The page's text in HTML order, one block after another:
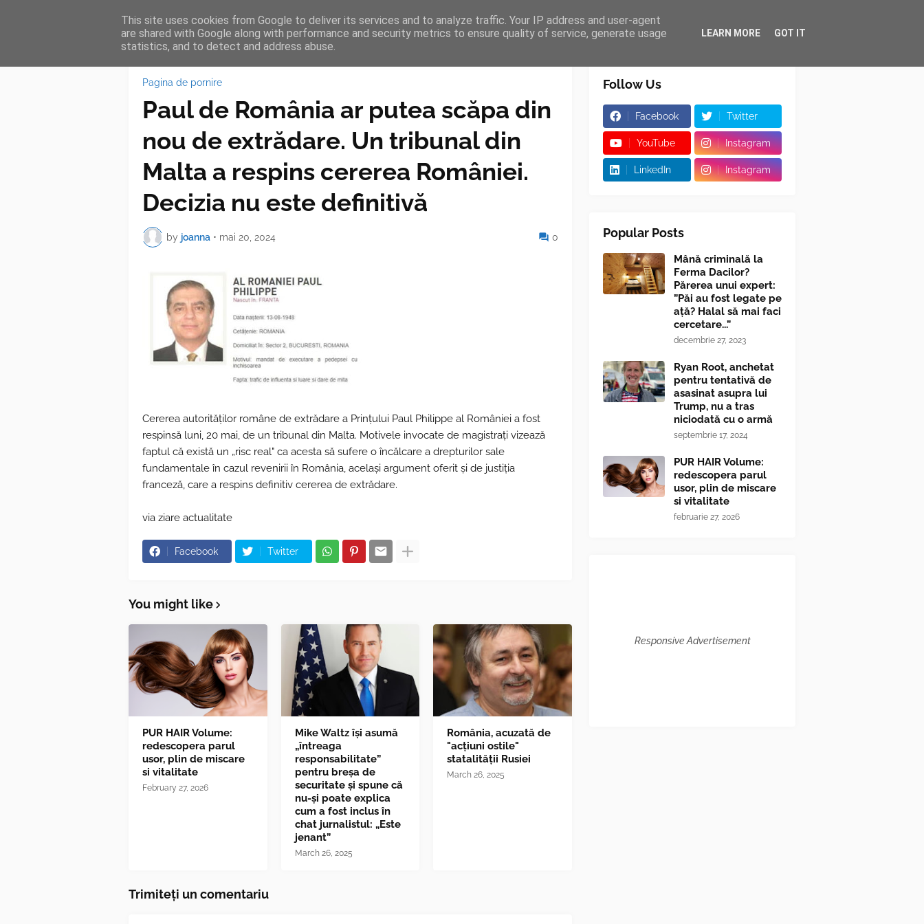
HOME FEATURES BLOGGER TIPOGRAPHY SHORTCODES
Pagina de pornire
Paul de România ar putea scăpa din
nou de extrădare. Un tribunal din
Malta a respins cererea României.
Decizia nu este definitivă
by joanna • mai 20, 2024 0
Cererea autorităţilor române de extrădare a Prinţului Paul Philippe al României a fost
respinsă luni, 20 mai, de un tribunal din Malta. Motivele invocate de magistrați vizează
faptul că există un „risc real" ca acesta să sufere o încălcare a drepturilor sale
fundamentale în cazul revenirii în România, același argument oferit și de justiția
franceză, care a respins definitiv cererea de extrădare.
via ziare actualitate
Facebook Twitter
You might like
PUR HAIR Volume:
redescopera parul
usor, plin de miscare
si vitalitate
February 27, 2026
Mike Waltz îşi asumă
„întreaga
responsabilitate”
pentru breşa de
securitate și spune că
nu-și poate explica
cum a fost inclus în
chat jurnalistul: „Este
jenant”
March 26, 2025
România, acuzată de
"acțiuni ostile"
statalității Rusiei
March 26, 2025
Trimiteți un comentariu
Follow Us
Facebook Twitter
YouTube Instagram
LinkedIn Instagram
Popular Posts
Mână criminală la
Ferma Dacilor?
Părerea unui expert:
”Păi au fost legate pe
ață? Halal să mai faci
cercetare...”
decembrie 27, 2023
Ryan Root, anchetat
pentru tentativă de
asasinat asupra lui
Trump, nu a tras
niciodată cu o armă
septembrie 17, 2024
PUR HAIR Volume:
redescopera parul
usor, plin de miscare
si vitalitate
februarie 27, 2026
Responsive Advertisement
This site uses cookies from Google to deliver its services and to analyze traffic. Your IP address and user-agent
are shared with Google along with performance and security metrics to ensure quality of service, generate usage
statistics, and to detect and address abuse.
LEARN MORE GOT IT